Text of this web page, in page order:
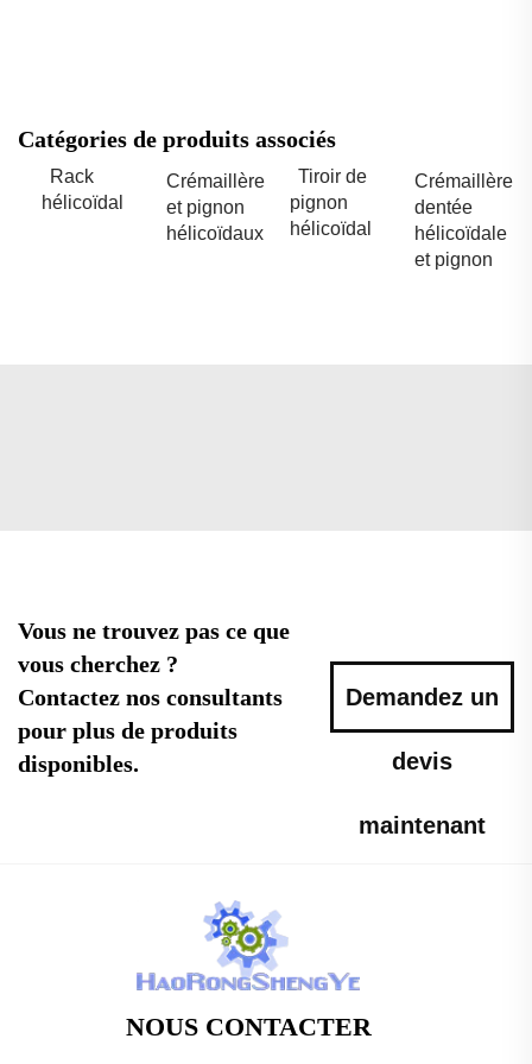
Catégories de produits associés
Rack
hélicoïdal
Crémaillère
et pignon
hélicoïdaux
Tiroir de
pignon
hélicoïdal
Crémaillère
dentée
hélicoïdale
et pignon
Vous ne trouvez pas ce que
vous cherchez ?
Contactez nos consultants
pour plus de produits
disponibles.
Demandez un
devis
maintenant
NOUS CONTACTER